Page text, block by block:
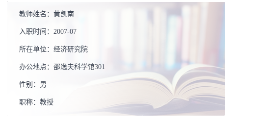
教师姓名： 黄凯南
入职时间： 2007-07
所在单位： 经济研究院
办公地点： 邵逸夫科学馆301
性别： 男
职称： 教授